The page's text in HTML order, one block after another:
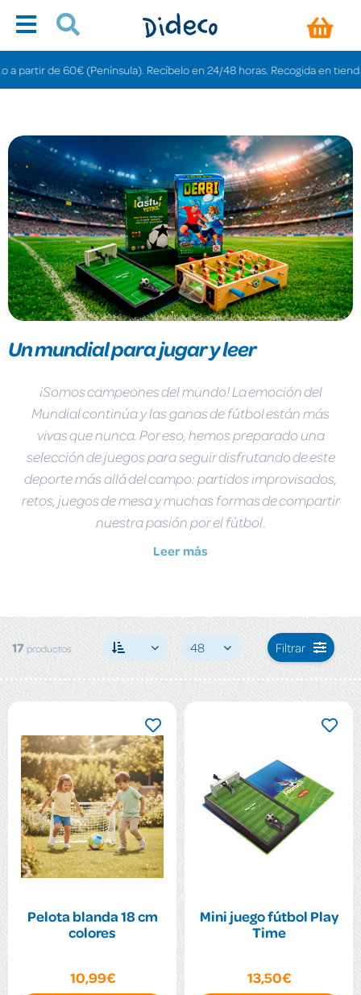
60€ (Península). Recíbelo en 24/48 horas. Recogida en tiendas gratis
Un mundial para jugar y leer
¡Somos campeones del mundo! La emoción del
Mundial continúa y las ganas de fútbol están más
vivas que nunca. Por eso, hemos preparado una
selección de juegos para seguir disfrutando de este
deporte más allá del campo: partidos improvisados,
retos, juegos de mesa y muchas formas de compartir
nuestra pasión por el fútbol.
Leer más
17 productos 48 Filtrar
Pelota blanda 18 cm
colores
10,99€
Mini juego fútbol Play
Time
13,50€